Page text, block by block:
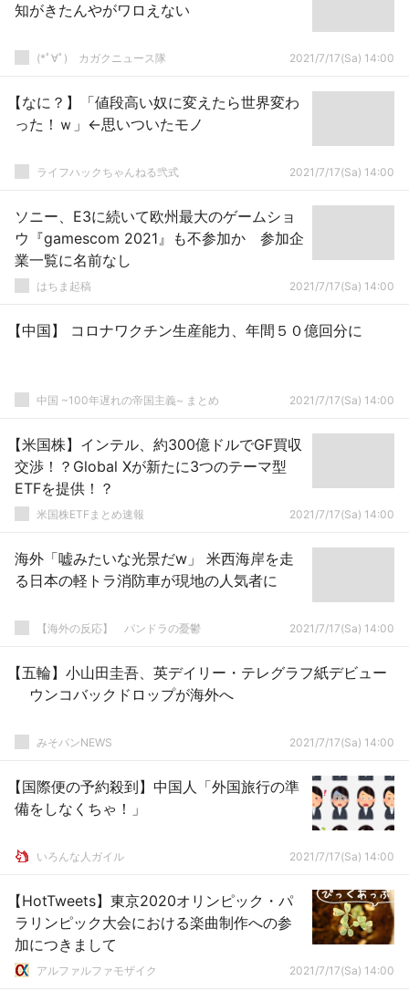
知がきたんやがワロえない
(*ﾟ∀ﾟ)ゞカガクニュース隊 2021/7/17(Sa) 14:00
【なに？】「値段高い奴に変えたら世界変わ
った！ｗ」←思いついたモノ
ライフハックちゃんねる弐式 2021/7/17(Sa) 14:00
ソニー、E3に続いて欧州最大のゲームショ
ウ『gamescom 2021』も不参加か 参加企
業一覧に名前なし
はちま起稿 2021/7/17(Sa) 14:00
【中国】 コロナワクチン生産能力、年間５０億回分に
中国 ~100年遅れの帝国主義~ まとめ 2021/7/17(Sa) 14:00
【米国株】インテル、約300億ドルでGF買収
交渉！？Global Xが新たに3つのテーマ型
ETFを提供！？
米国株ETFまとめ速報 2021/7/17(Sa) 14:00
海外「嘘みたいな光景だw」 米西海岸を走
る日本の軽トラ消防車が現地の人気者に
【海外の反応】 パンドラの憂鬱 2021/7/17(Sa) 14:00
【五輪】小山田圭吾、英デイリー・テレグラフ紙デビュー
ウンコバックドロップが海外へ
みそパンNEWS 2021/7/17(Sa) 14:00
【国際便の予約殺到】中国人「外国旅行の準
備をしなくちゃ！」
いろんな人ガイル 2021/7/17(Sa) 14:00
【HotTweets】東京2020オリンピック・パ
ラリンピック大会における楽曲制作への参
加につきまして
アルファルファモザイク 2021/7/17(Sa) 14:00